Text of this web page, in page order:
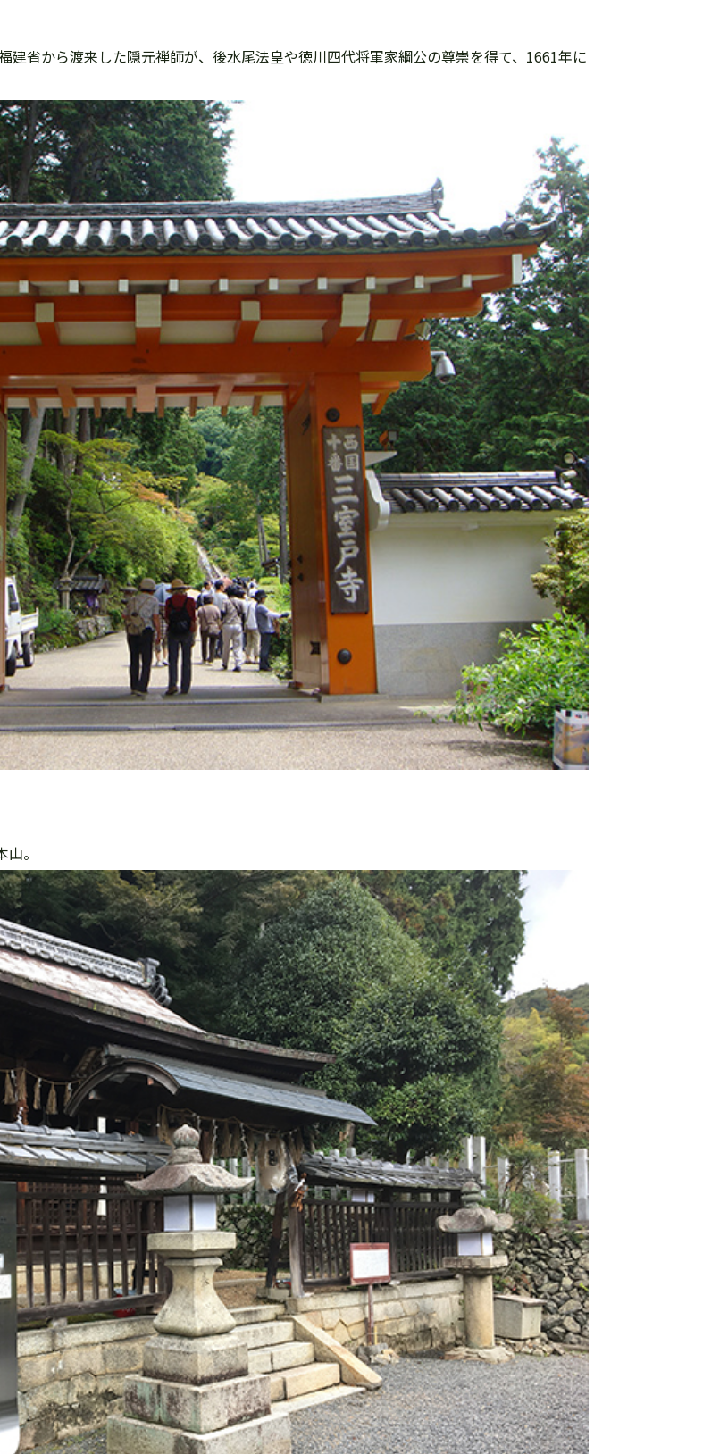
建省から渡来した隠元禅師が、後水尾法皇や徳川四代将軍家綱公の尊崇を得て、1661年に
。